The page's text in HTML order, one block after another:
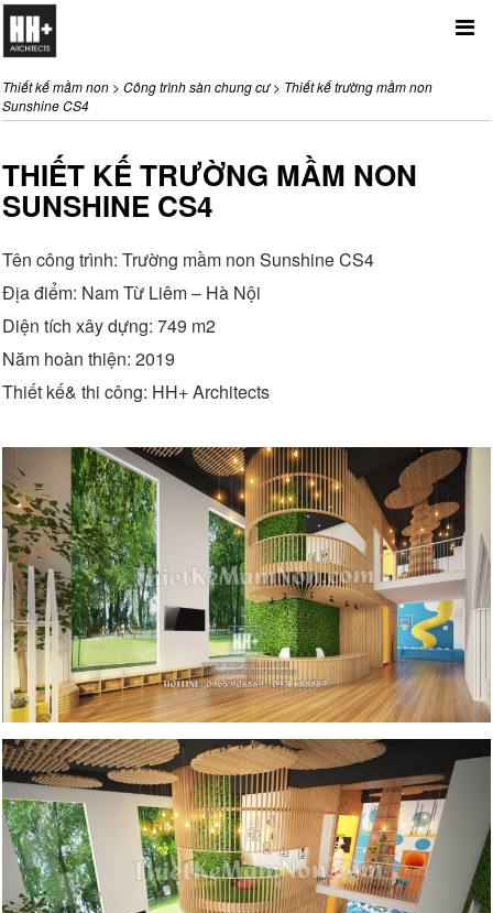
Thiết kế mầm non > Công trình sàn chung cư> Thiết kế trường mầm non
Sunshine CS4
THIẾT KẾ TRƯỜNG MẦM NON
SUNSHINE CS4
Tên công trình: Trường mầm non Sunshine CS4
Địa điểm: Nam Từ Liêm – Hà Nội
Diện tích xây dựng: 749 m2
Năm hoàn thiện: 2019
Thiết kế& thi công: HH+ Architects